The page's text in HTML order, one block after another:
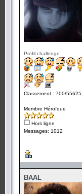
Profil challenge
Classement : 700/55625
Membre Héroïque
Hors ligne
Messages: 1012
BAAL